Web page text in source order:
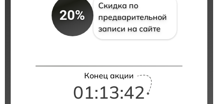
20%
Скидка по
предварительной
записи на сайте
Конец акции
01:13:42